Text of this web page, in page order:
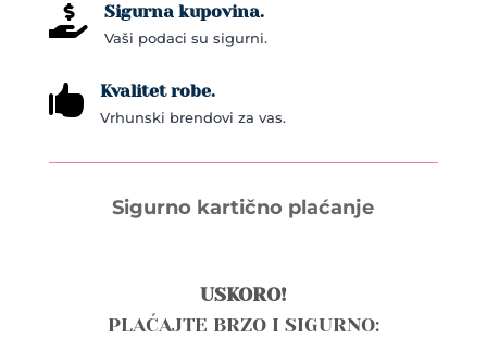
 Sigurna kupovina.
Vaši podaci su sigurni.
 Kvalitet robe.
Vrhunski brendovi za vas.
Sigurno kartično plaćanje
USKORO!
PLAĆAJTE BRZO I SIGURNO: